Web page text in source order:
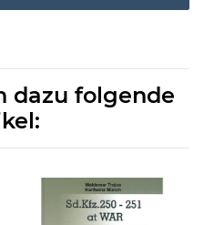
dazu folgende